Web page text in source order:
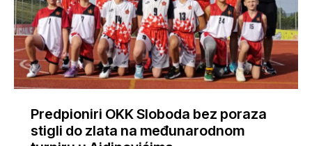
Predpioniri OKK Sloboda bez poraza
stigli do zlata na međunarodnom